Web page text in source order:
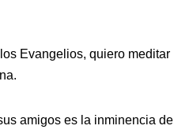
Evangelios, quiero meditar
amigos es la inminencia de